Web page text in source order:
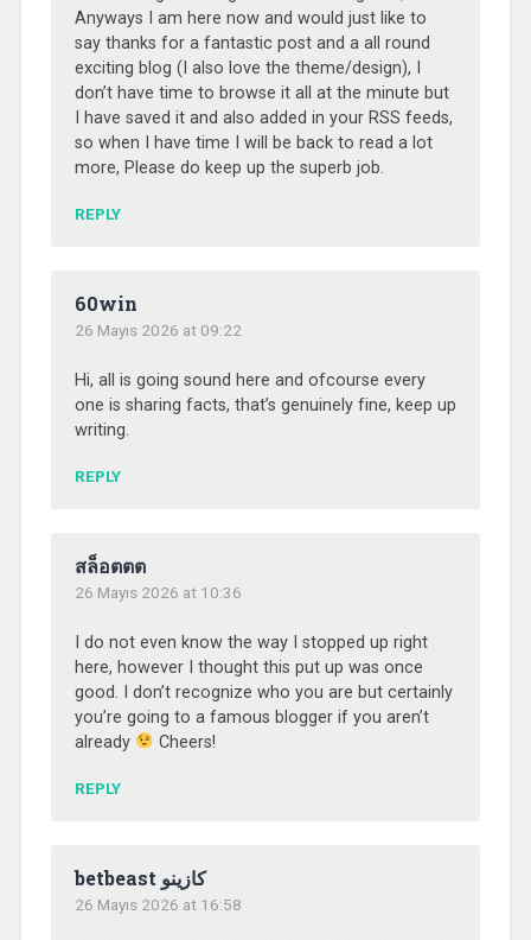
Anyways I am here now and would just like to
say thanks for a fantastic post and a all round
exciting blog (I also love the theme/design), I
don’t have time to browse it all at the minute but
I have saved it and also added in your RSS feeds,
so when I have time I will be back to read a lot
more, Please do keep up the superb job.
REPLY
60win
26 Mayıs 2026 at 09:22
Hi, all is going sound here and ofcourse every
one is sharing facts, that’s genuinely fine, keep up
writing.
REPLY
สล็อตตต
26 Mayıs 2026 at 10:36
I do not even know the way I stopped up right
here, however I thought this put up was once
good. I don’t recognize who you are but certainly
you’re going to a famous blogger if you aren’t
already
Cheers!
REPLY
betbeast كازينو
26 Mayıs 2026 at 16:58